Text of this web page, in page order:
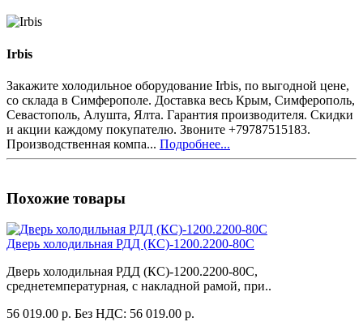
Irbis
Закажите холодильное оборудование Irbis, по выгодной цене,
со склада в Симферополе. Доставка весь Крым, Симферополь,
Севастополь, Алушта, Ялта. Гарантия производителя. Скидки
и акции каждому покупателю. Звоните +79787515183.
Производственная компа... Подробнее...
Похожие товары
Дверь холодильная РДД (КС)-1200.2200-80С
Дверь холодильная РДД (КС)-1200.2200-80С,
среднетемпературная, с накладной рамой, при..
56 019.00 р. Без НДС: 56 019.00 р.